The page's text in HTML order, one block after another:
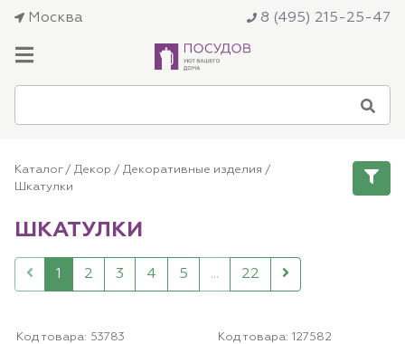
Москва 8 (495) 215-25-47
Каталог/ Декор / Декоративные изделия /
Шкатулки
ШКАТУЛКИ
1 2 3 4 5 ... 22
Код товара: 53783 Код товара: 127582